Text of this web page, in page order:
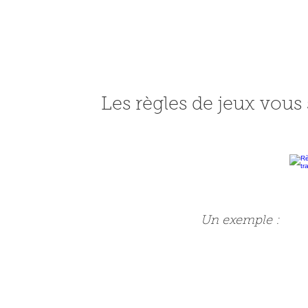
Les règles de jeux
Un exemple :